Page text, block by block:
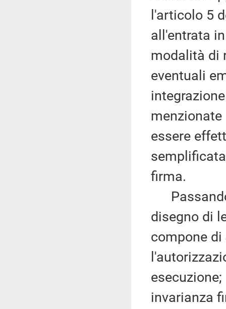
l'articolo 5
all'entrata
modalità di
eventuali
essere
firma.
disegno di
compone
invarianza